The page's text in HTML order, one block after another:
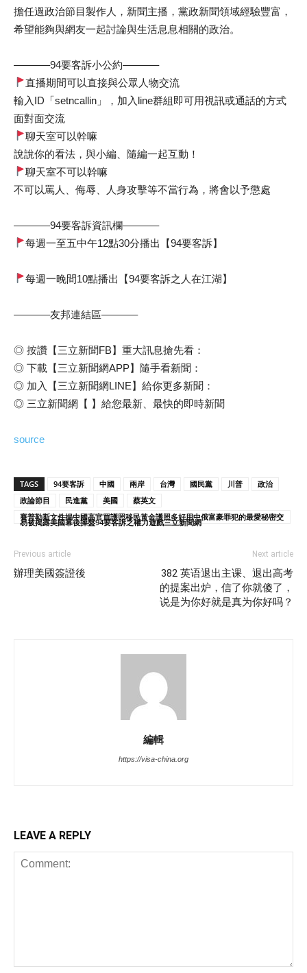
擔任過政治節目製作人，新聞主播，黨政新聞領域經驗豐富，
希望能夠與網友一起討論與生活息息相關的政治。
———–94要客訴小公約———–
直播期間可以直接與公眾人物交流
輸入ID「setncallin」，加入line群組即可用視訊或通話的方式
面對面交流
聊天室可以幹嘛
說說你的看法，與小編、隨編一起互動！
聊天室不可以幹嘛
不可以罵人、侮辱、人身攻擊等不當行為，將會以予懲處
———–94要客訴資訊欄———–
每週一至五中午12點30分播出【94要客訴】
每週一晚間10點播出【94要客訴之人在江湖】
———–友邦連結區———–
◎ 按讚【三立新聞FB】重大訊息搶先看：
◎ 下載【三立新聞網APP】隨手看新聞：
◎ 加入【三立新聞網LINE】給你更多新聞：
◎ 三立新聞網【 】給您最新、最快的即時新聞
source
TAGS 94要客訴 中國 兩岸 台灣 國民黨 川普
政治
政論節目
民進黨 美國
蔡英文
賽普勒斯文件揭中國高官買護照移民黃金護照多好用中俄富豪罪犯的最愛秘密交
易被揭露美國幕後操盤94要客訴之權力遊戲三立新聞網
Previous article
辦理美國簽證後
Next article
382 英语退出主课、退出高考
的提案出炉，信了你就傻了，
说是为你好就是真为你好吗？
編輯
https://visa-china.org
LEAVE A REPLY